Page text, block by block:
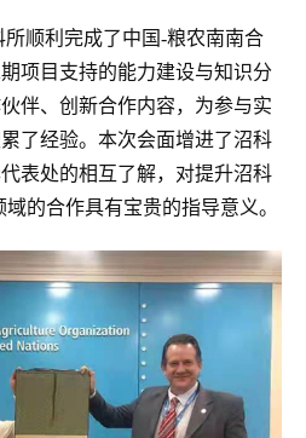
所顺利完成了中国-粮农南南合
项目支持的能力建设与知识分
伴、创新合作内容，为参与实
了经验。本次会面增进了沼科
表处的相互了解，对提升沼科
的合作具有宝贵的指导意义。